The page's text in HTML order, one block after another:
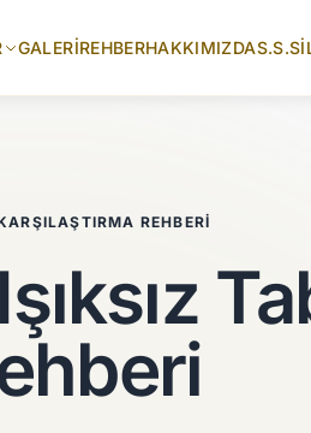
GALERIREHBERHAKKIMIZDAS.S.S
REHBERI